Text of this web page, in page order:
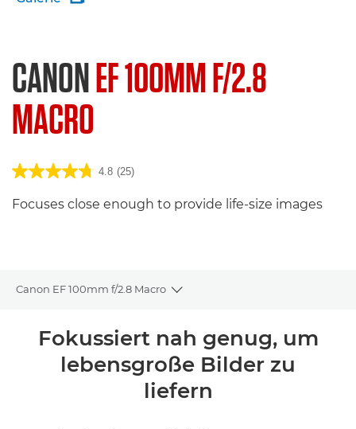
CANONEF 100MM F/2.8
MACRO
4.8 (25)
Focuses close enough to provide life-size images
Canon EF 100mm f/2.8 Macro
Toggle breadcrumbs
Übersicht
Technische Daten
Fokussiert nah genug, um
lebensgroße Bilder zu
liefern